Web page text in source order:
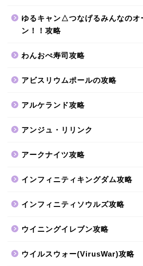
ゆるキャン△つなげるみんなのオ
ン！！攻略
わんおぺ寿司攻略
アビスリウムポールの攻略
アルケランド攻略
アンジュ・リリンク
アークナイツ攻略
インフィニティキングダム攻略
インフィニティソウルズ攻略
ウイニングイレブン攻略
ウイルスウォー(VirusWar)攻略